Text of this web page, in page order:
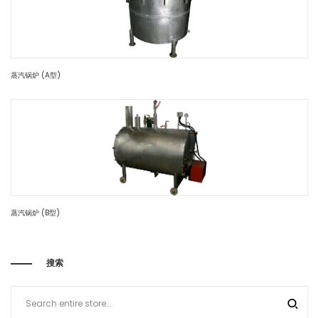
蒸汽锅炉 (A型)
蒸汽锅炉 (B型)
搜索